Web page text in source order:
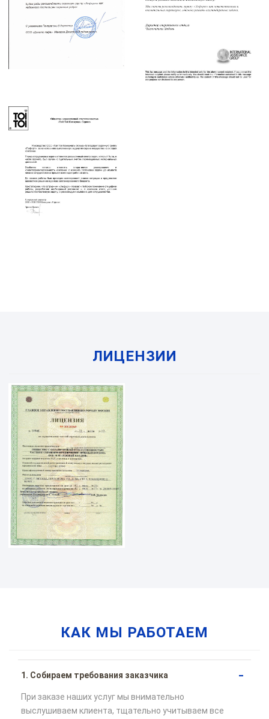
ЛИЦЕНЗИИ
КАК МЫ РАБОТАЕМ
1. Собираем требования заказчика
При заказе наших услуг мы внимательно
выслушиваем клиента, тщательно учитываем все